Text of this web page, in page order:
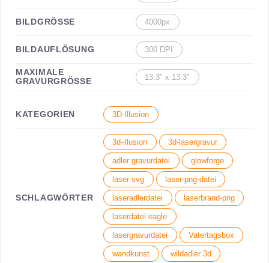
BILDGRÖSSE 4000px
BILDAUFLÖSUNG 300 DPI
MAXIMALE
GRAVURGRÖSSE
13.3″ x 13.3″
KATEGORIEN 3D-Illusion
SCHLAGWÖRTER
3d-illusion 3d-lasergravur
adler gravurdatei glowforge
laser svg laser-png-datei
laseradlerdatei laserbrand-png
laserdatei eagle
lasergravurdatei Vatertagsbox
wandkunst wildadler 3d